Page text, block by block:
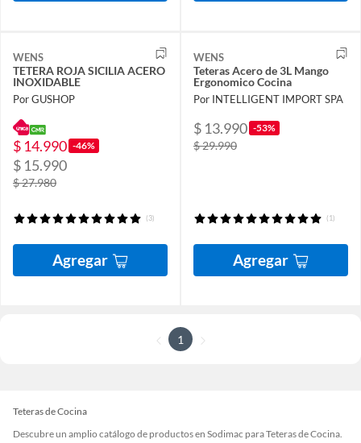
WENS
TETERA ROJA SICILIA ACERO
INOXIDABLE
Por GUSHOP
$ 14.990 -46%
$ 15.990
$ 27.980
(3)
Agregar
WENS
Teteras Acero de 3L Mango
Ergonomico Cocina
Por INTELLIGENT IMPORT SPA
$ 13.990 -53%
$ 29.990
(1)
Agregar
1
Teteras de Cocina
Descubre un amplio catálogo de productos en Sodimac para Teteras de Cocina.